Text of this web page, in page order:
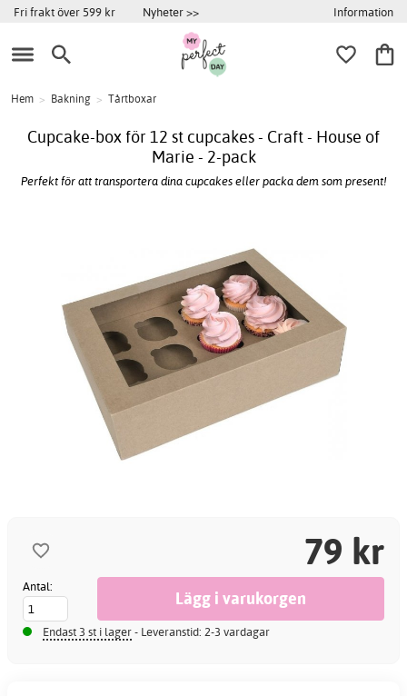
Fri frakt över 599 kr Nyheter >> Information
Hem > Bakning > Tårtboxar
Cupcake-box för 12 st cupcakes - Craft - House of
Marie - 2-pack
Perfekt för att transportera dina cupcakes eller packa dem som present!
79 kr
Antal:
Endast 3 st i lager- Leveranstid: 2-3 vardagar